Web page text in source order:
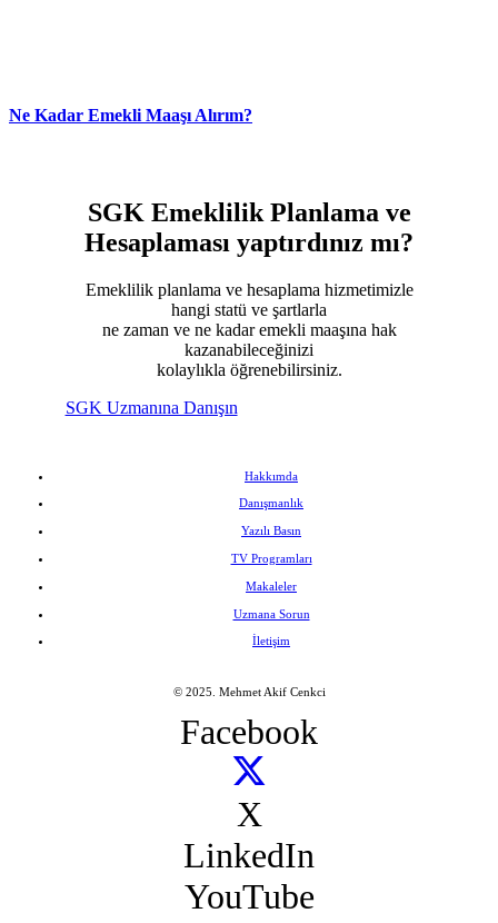
Ne Kadar Emekli Maaşı Alırım?
SGK Emeklilik Planlama ve
Hesaplaması yaptırdınız mı?
Emeklilik planlama ve hesaplama hizmetimizle
hangi statü ve şartlarla
ne zaman ve ne kadar emekli maaşına hak
kazanabileceğinizi
kolaylıkla öğrenebilirsiniz.
SGK Uzmanına Danışın
Hakkımda
Danışmanlık
Yazılı Basın
TV Programları
Makaleler
Uzmana Sorun
İletişim
© 2025. Mehmet Akif Cenkci
Facebook
X
LinkedIn
YouTube